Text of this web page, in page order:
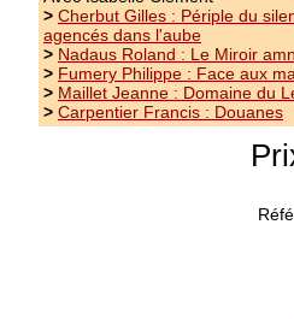
> Cherbut Gilles : Périple du
agencés dans l'aube
> Nadaus Roland : Le Miroir
> Fumery Philippe : Face aux
> Maillet Jeanne : Domaine du
> Carpentier Francis : Douanes